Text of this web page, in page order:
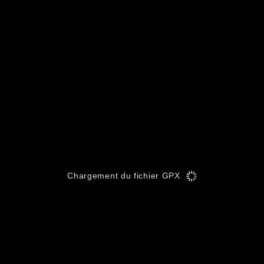
Chargement du fichier GPX